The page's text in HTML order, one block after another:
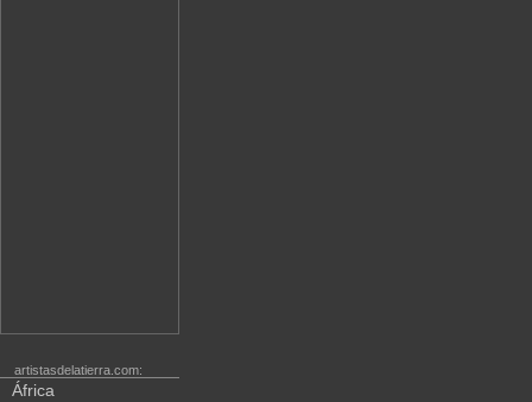
artistasdelatierra.com:
África